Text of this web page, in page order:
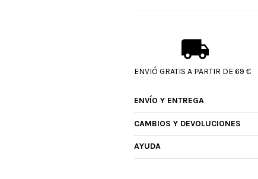
ENVIÓ GRATIS A PARTIR DE 69 €
ENVÍO Y ENTREGA
CAMBIOS Y DEVOLUCIONES
AYUDA